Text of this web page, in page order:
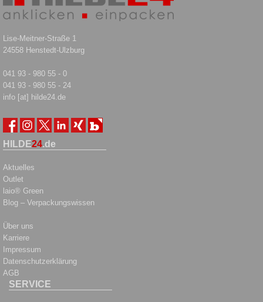
Lise-Meitner-Straße 1
24558 Henstedt-Ulzburg
041 93 - 980 55 - 0
041 93 - 980 55 - 24
info [at] hilde24.de
HILDE24.de
Aktuelles
Outlet
laio® Green
Blog – Verpackungswissen
Über uns
Karriere
Impressum
Datenschutzerklärung
AGB
SERVICE